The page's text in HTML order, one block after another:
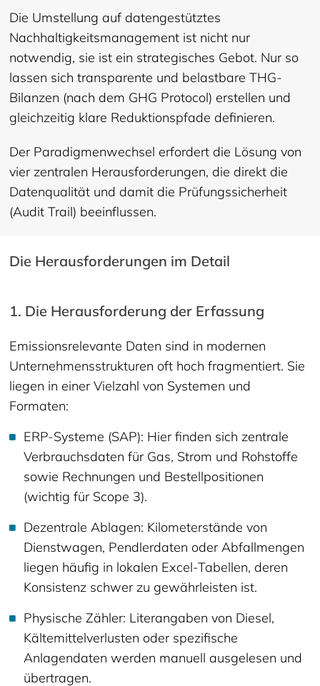
Die Umstellung auf datengestütztes
Nachhaltigkeitsmanagement ist nicht nur
notwendig, sie ist ein strategisches Gebot. Nur so
lassen sich transparente und belastbare THG-
Bilanzen (nach dem GHG Protocol) erstellen und
gleichzeitig klare Reduktionspfade definieren.
Der Paradigmenwechsel erfordert die Lösung von
vier zentralen Herausforderungen, die direkt die
Datenqualität und damit die Prüfungssicherheit
(Audit Trail) beeinflussen.
Die Herausforderungen im Detail
1. Die Herausforderung der Erfassung
Emissionsrelevante Daten sind in modernen
Unternehmensstrukturen oft hoch fragmentiert. Sie
liegen in einer Vielzahl von Systemen und
Formaten:
ERP-Systeme (SAP): Hier finden sich zentrale
Verbrauchsdaten für Gas, Strom und Rohstoffe
sowie Rechnungen und Bestellpositionen
(wichtig für Scope 3).
Dezentrale Ablagen: Kilometerstände von
Dienstwagen, Pendlerdaten oder Abfallmengen
liegen häufig in lokalen Excel-Tabellen, deren
Konsistenz schwer zu gewährleisten ist.
Physische Zähler: Literangaben von Diesel,
Kältemittelverlusten oder spezifische
Anlagendaten werden manuell ausgelesen und
übertragen.